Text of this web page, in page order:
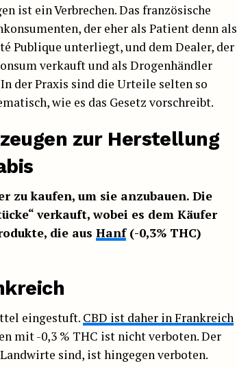
ist ein Verbrechen. Das französische
der eher als Patient denn als
Publique unterliegt, und dem Dealer, der
verkauft und als Drogenhändler
der Praxis sind die Urteile selten so
wie es das Gesetz vorschreibt.
zur Herstellung
zu kaufen, um sie anzubauen. Die
verkauft, wobei es dem Käufer
die aus Hanf(-0,3% THC)
eingestuft. CBD ist daher in Frankreich
mit -0,3 % THC ist nicht verboten. Der
sind, ist hingegen verboten.